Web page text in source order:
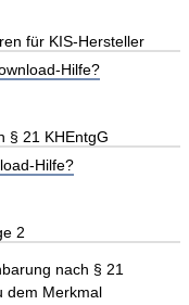
für KIS-Hersteller
Hilfe?
§ 21 KHEntgG
Hilfe?
2
nach § 21
dem Merkmal